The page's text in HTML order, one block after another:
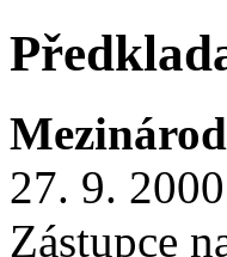
27. 9.
Zástupce